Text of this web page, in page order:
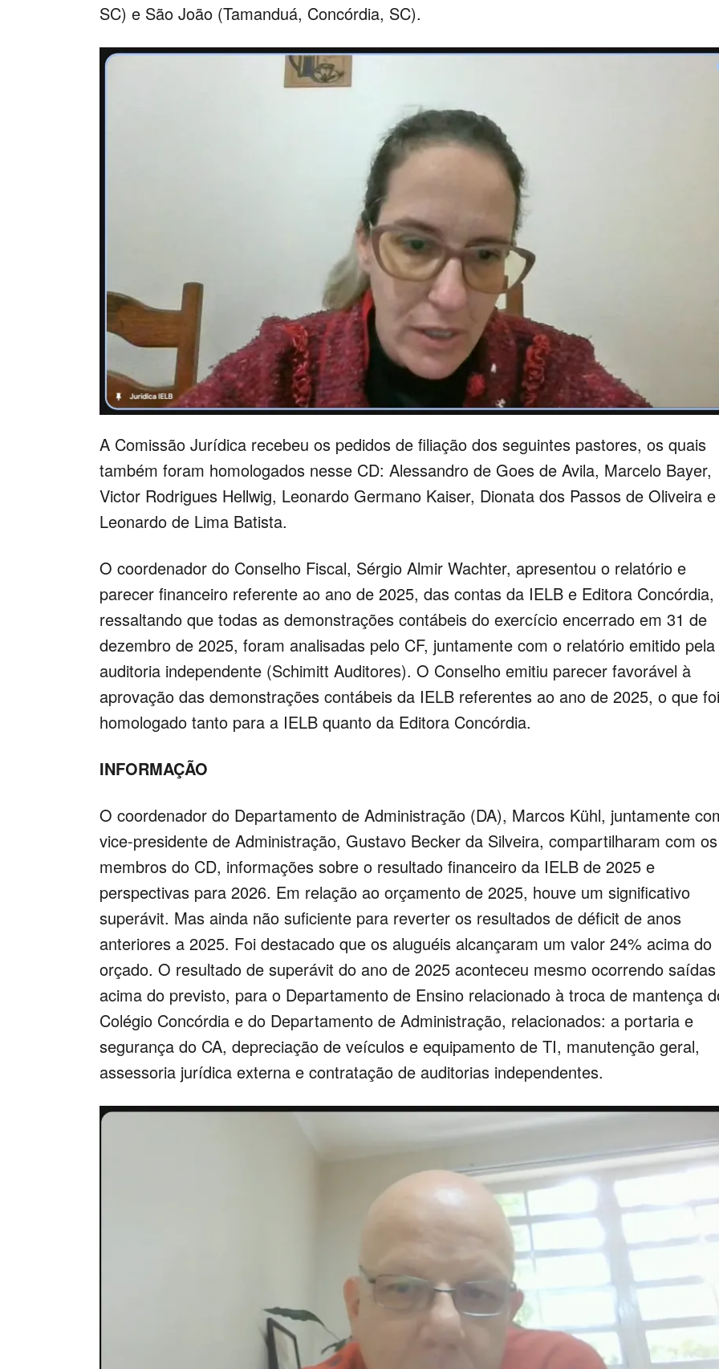
SC) e São João (Tamanduá, Concórdia, SC).
A Comissão Jurídica recebeu os pedidos de filiação dos seguintes pastores, os quais
também foram homologados nesse CD: Alessandro de Goes de Avila, Marcelo Bayer,
Victor Rodrigues Hellwig, Leonardo Germano Kaiser, Dionata dos Passos de Oliveira e
Leonardo de Lima Batista.
O coordenador do Conselho Fiscal, Sérgio Almir Wachter, apresentou o relatório e
parecer financeiro referente ao ano de 2025, das contas da IELB e Editora Concórdia,
ressaltando que todas as demonstrações contábeis do exercício encerrado em 31 de
dezembro de 2025, foram analisadas pelo CF, juntamente com o relatório emitido pela
auditoria independente (Schimitt Auditores). O Conselho emitiu parecer favorável à
aprovação das demonstrações contábeis da IELB referentes ao ano de 2025, o que foi
homologado tanto para a IELB quanto da Editora Concórdia.
INFORMAÇÃO
O coordenador do Departamento de Administração (DA), Marcos Kühl, juntamente
vice-presidente de Administração, Gustavo Becker da Silveira, compartilharam com os
membros do CD, informações sobre o resultado financeiro da IELB de 2025 e
perspectivas para 2026. Em relação ao orçamento de 2025, houve um significativo
superávit. Mas ainda não suficiente para reverter os resultados de déficit de anos
anteriores a 2025. Foi destacado que os aluguéis alcançaram um valor 24% acima do
orçado. O resultado de superávit do ano de 2025 aconteceu mesmo ocorrendo saídas
acima do previsto, para o Departamento de Ensino relacionado à troca de mantença
Colégio Concórdia e do Departamento de Administração, relacionados: a portaria e
segurança do CA, depreciação de veículos e equipamento de TI, manutenção geral,
assessoria jurídica externa e contratação de auditorias independentes.